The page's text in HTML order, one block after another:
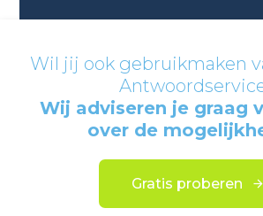
Wil jij ook gebruikmaken
Wij adviseren je graag
over de
Gratis proberen